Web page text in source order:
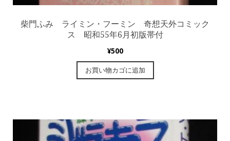
柴門ふみ ライミン・フーミン 奇想天外コミック
ス 昭和55年6月初版帯付
¥500
お買い物カゴに追加